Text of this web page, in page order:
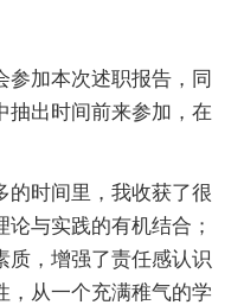
加本次述职报告，同
抽出时间前来参加，在
时间里，我收获了很
与实践的有机结合；
质，增强了责任感认识
，从一个充满稚气的学